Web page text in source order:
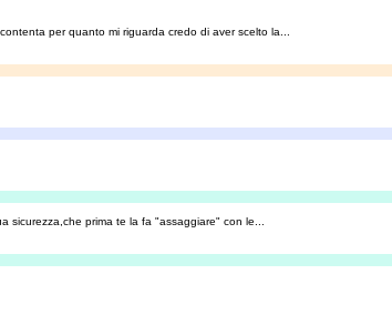
per quanto mi riguarda credo di aver scelto la...
sicurezza,che prima te la fa "assaggiare" con le...